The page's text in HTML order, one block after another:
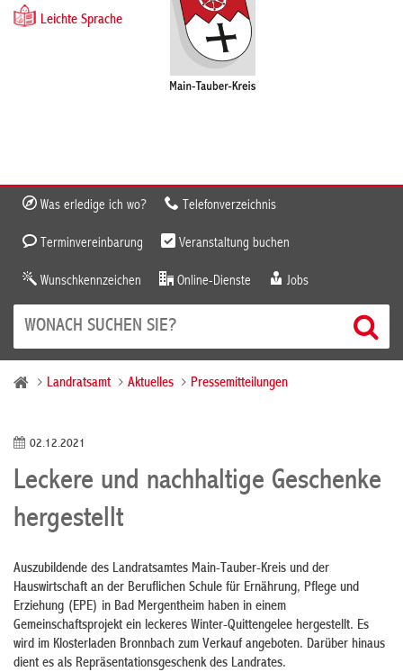
Leichte Sprache
Was erledige ich wo? Telefonverzeichnis
Terminvereinbarung Veranstaltung buchen
Wunschkennzeichen Online-Dienste Jobs
Landratsamt Aktuelles Pressemitteilungen
02.12.2021
Leckere und nachhaltige Geschenke
hergestellt
Auszubildende des Landratsamtes Main-Tauber-Kreis und der
Hauswirtschaft an der Beruflichen Schule für Ernährung, Pflege und
Erziehung (EPE) in Bad Mergentheim haben in einem
Gemeinschaftsprojekt ein leckeres Winter-Quittengelee hergestellt. Es
wird im Klosterladen Bronnbach zum Verkauf angeboten. Darüber hinaus
dient es als Repräsentationsgeschenk des Landrates.